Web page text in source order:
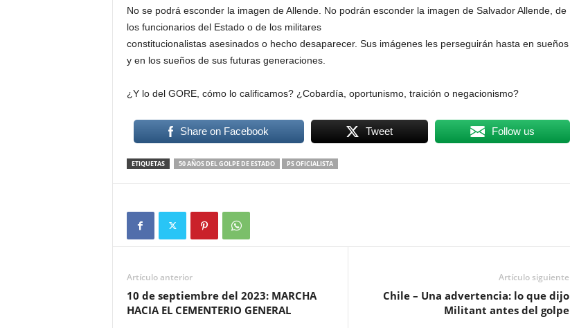
No se podrá esconder la imagen de Allende. No podrán esconder la imagen de Salvador Allende, de
los funcionarios del Estado o de los militares
constitucionalistas asesinados o hecho desaparecer. Sus imágenes les perseguirán hasta en sueños
y en los sueños de sus futuras generaciones.
¿Y lo del GORE, cómo lo calificamos? ¿Cobardía, oportunismo, traición o negacionismo?
Share on Facebook Tweet Follow us
ETIQUETAS 50 AÑOS DEL GOLPE DE ESTADO PS OFICIALISTA
Artículo anterior
10 de septiembre del 2023: MARCHA
HACIA EL CEMENTERIO GENERAL
Artículo siguiente
Chile – Una advertencia: lo que dijo
Militant antes del golpe